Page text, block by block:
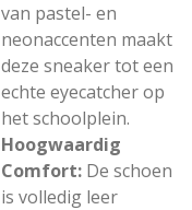
van pastel- en
neonaccenten maakt
deze sneaker tot een
echte eyecatcher op
het schoolplein.
Hoogwaardig
Comfort: De schoen
is volledig leer